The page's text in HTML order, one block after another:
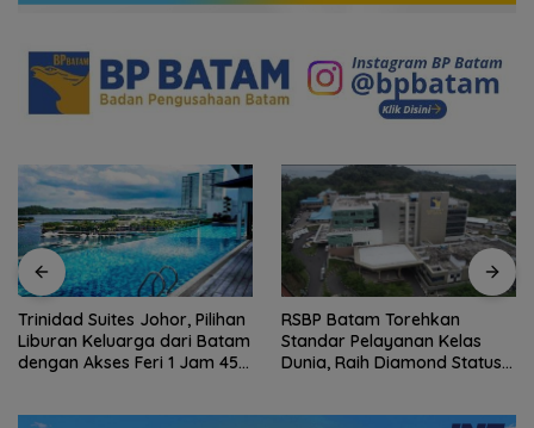
Trinidad Suites Johor, Pilihan
Liburan Keluarga dari Batam
dengan Akses Feri 1 Jam 45
RSBP Batam Torehkan
Standar Pelayanan Kelas
Dunia, Raih Diamond Status